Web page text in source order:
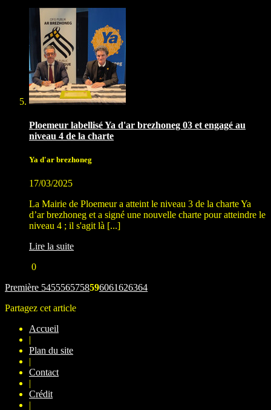
Ploemeur labellisé Ya d'ar brezhoneg 03 et engagé au
niveau 4 de la charte
Ya d'ar brezhoneg
17/03/2025
La Mairie de Ploemeur a atteint le niveau 3 de la charte Ya
d’ar brezhoneg et a signé une nouvelle charte pour atteindre le
niveau 4 ; il s'agit là [...]
Lire la suite
0
Première 5455565758596061626364
Partagez cet article
Accueil
|
Plan du site
|
Contact
|
Crédit
|